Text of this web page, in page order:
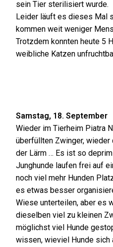
sein Tier sterilisiert wurde.
Leider läuft es dieses Mal
kommen weit weniger
Trotzdem konnten heute 5
weibliche Katzen
Samstag, 18. September
Wieder im Tierheim Piatra
überfüllten Zwinger,
der Lärm … Es ist so
Junghunde laufen frei auf
noch viel mehr Hunden
es etwas besser
Wiese unterteilen, aber es
dieselben viel zu kleinen
möglichst viel Hunde
wissen, wieviel Hunde sich